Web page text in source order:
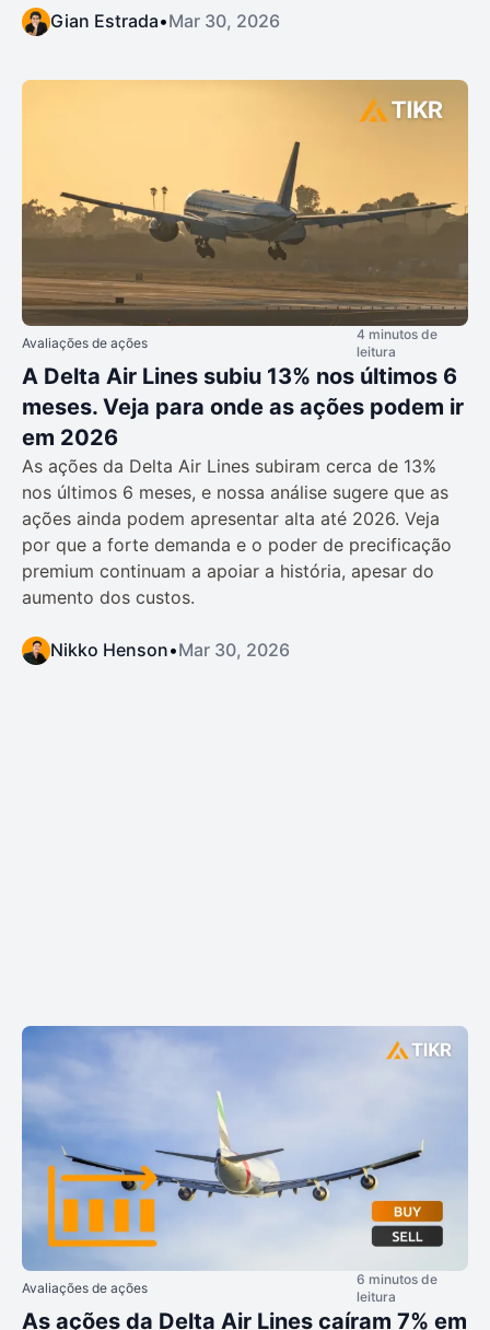
Gian Estrada•Mar 30, 2026
Avaliações de ações
4 minutos de
leitura
A Delta Air Lines subiu 13% nos últimos 6
meses. Veja para onde as ações podem ir
em 2026
As ações da Delta Air Lines subiram cerca de 13%
nos últimos 6 meses, e nossa análise sugere que as
ações ainda podem apresentar alta até 2026. Veja
por que a forte demanda e o poder de precificação
premium continuam a apoiar a história, apesar do
aumento dos custos.
Nikko Henson•Mar 30, 2026
Avaliações de ações
6 minutos de
leitura
As ações da Delta Air Lines caíram 7% em